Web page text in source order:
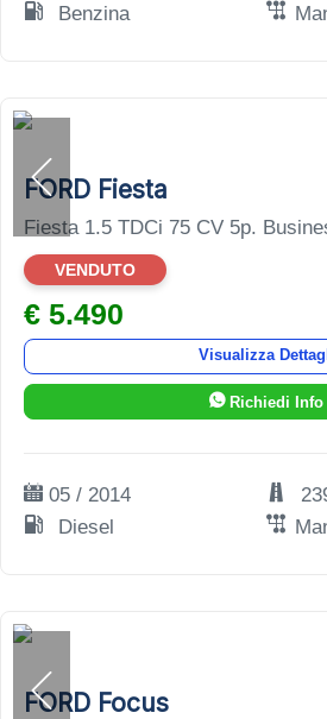
Benzina
FORD Fiesta
Fiesta 1.5 TDCi 75 CV 5p.
VENDUTO
€ 5.490
Visualizza
Richiedi Info
05 / 2014
Diesel
FORD Focus